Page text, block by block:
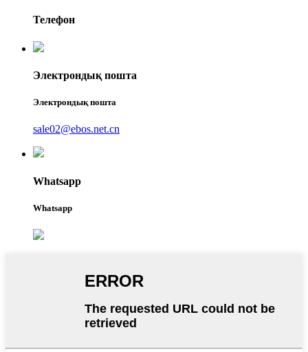
Телефон
Электрондық пошта
Электрондық пошта
sale02@ebos.net.cn
Whatsapp
Whatsapp